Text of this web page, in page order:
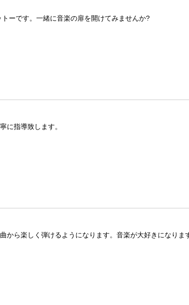
ーです。一緒に音楽の扉を開けてみませんか?
に指導致します。
ら楽しく弾けるようになります。音楽が大好きになりま